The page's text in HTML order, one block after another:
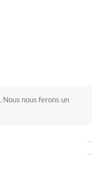
. Nous nous ferons un